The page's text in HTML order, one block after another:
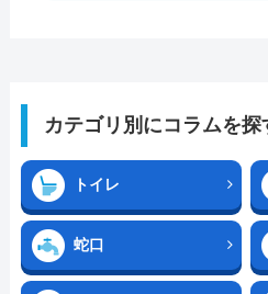
カテゴリ別にコラムを探
トイレ
蛇口